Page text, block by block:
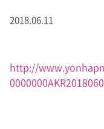
2018.06.11
http://